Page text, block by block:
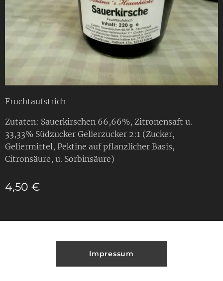
Fruchtaufstrich
Zutaten: Sauerkirschen 66,66%, Zitronensaft u.
33,33% Südzucker Gelierzucker 2:1 (Zucker,
Geliermittel, Pektine auf pflanzlicher Basis,
Citronsäure, u. Sorbinsäure)
4,50 €
Impressum